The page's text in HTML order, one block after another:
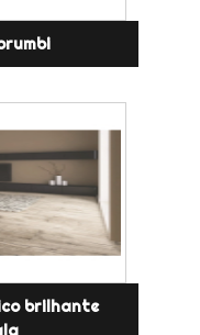
brilhante